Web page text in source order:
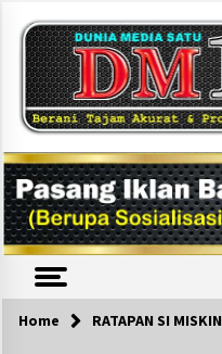
content
Home RATAPAN SI MISKIN